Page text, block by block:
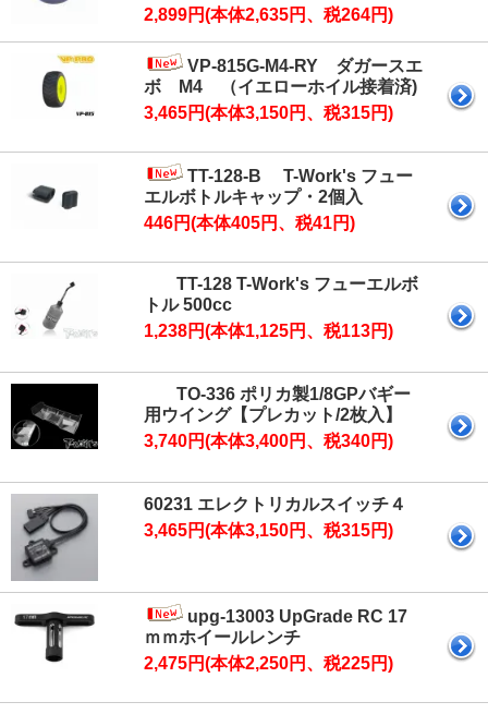
2,899円(本体2,635円、税264円)
VP-815G-M4-RY ダガースエ
ボ M4 （イエローホイル接着済)
3,465円(本体3,150円、税315円)
TT-128-B T-Work's フュー
エルボトルキャップ・2個入
446円(本体405円、税41円)
TT-128 T-Work's フューエルボ
トル 500cc
1,238円(本体1,125円、税113円)
TO-336 ポリカ製1/8GPバギー
用ウイング【プレカット/2枚入】
3,740円(本体3,400円、税340円)
60231 エレクトリカルスイッチ４
3,465円(本体3,150円、税315円)
upg-13003 UpGrade RC 17
ｍｍホイールレンチ
2,475円(本体2,250円、税225円)